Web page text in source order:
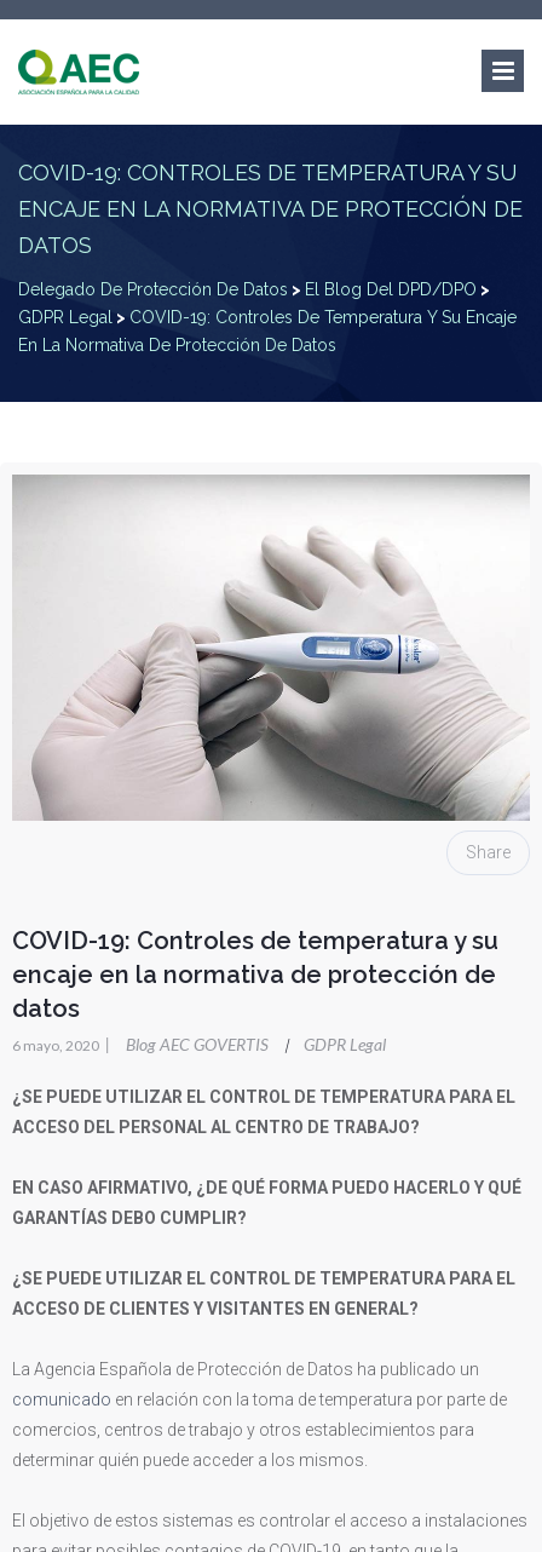
COVID-19: CONTROLES DE TEMPERATURA Y SU
ENCAJE EN LA NORMATIVA DE PROTECCIÓN DE
DATOS
Delegado De Protección De Datos > El Blog Del DPD/DPO >
GDPR Legal > COVID-19: Controles De Temperatura Y Su Encaje
En La Normativa De Protección De Datos
Share
COVID-19: Controles de temperatura y su
encaje en la normativa de protección de
datos
6 mayo, 2020 | Blog AEC GOVERTIS | GDPR Legal
¿SE PUEDE UTILIZAR EL CONTROL DE TEMPERATURA PARA EL
ACCESO DEL PERSONAL AL CENTRO DE TRABAJO?
EN CASO AFIRMATIVO, ¿DE QUÉ FORMA PUEDO HACERLO Y QUÉ
GARANTÍAS DEBO CUMPLIR?
¿SE PUEDE UTILIZAR EL CONTROL DE TEMPERATURA PARA EL
ACCESO DE CLIENTES Y VISITANTES EN GENERAL?
La Agencia Española de Protección de Datos ha publicado un
comunicado en relación con la toma de temperatura por parte de
comercios, centros de trabajo y otros establecimientos para
determinar quién puede acceder a los mismos.
El objetivo de estos sistemas es controlar el acceso a instalaciones